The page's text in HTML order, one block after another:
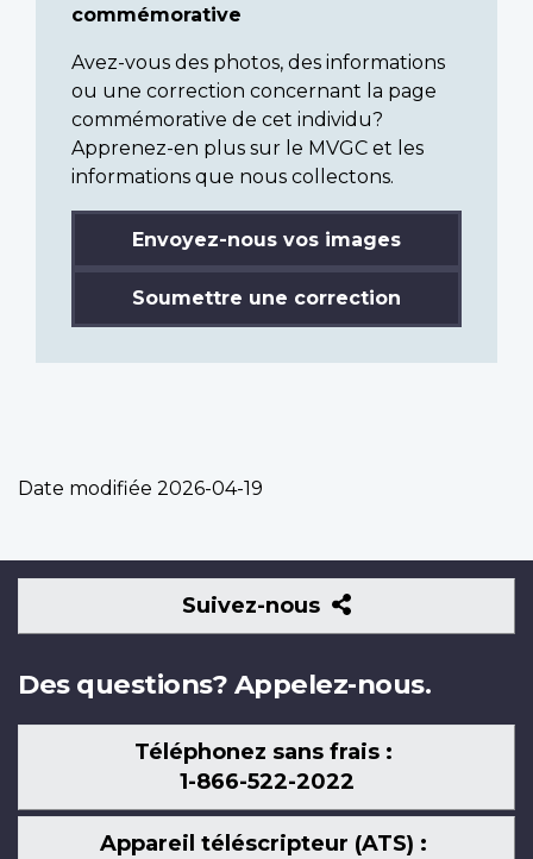
commémorative
Avez-vous des photos, des informations
ou une correction concernant la page
commémorative de cet individu?
Apprenez-en plus sur le MVGC et les
informations que nous collectons.
Envoyez-nous vos images
Soumettre une correction
Date modifiée 2026-04-19
Suivez-nous
Suivez-
nous
Des questions? Appelez-nous.
Téléphonez sans frais :
1-866-522-2022
Appareil téléscripteur (ATS) :